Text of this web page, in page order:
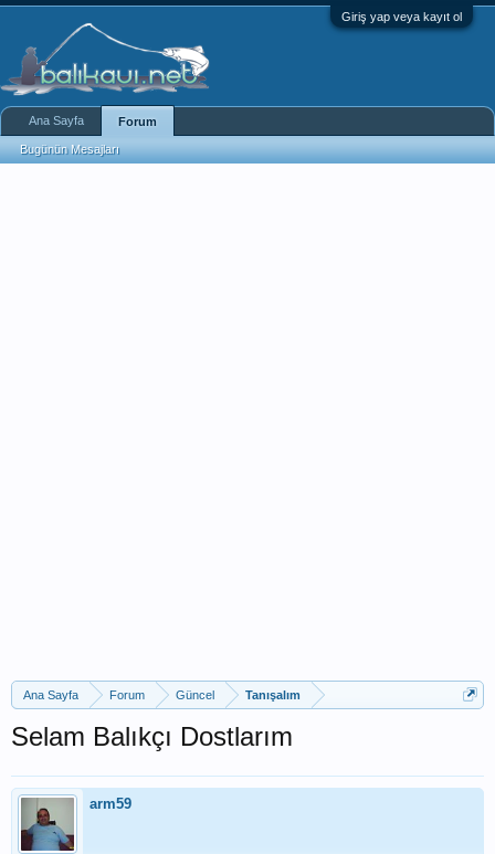
Giriş yap veya kayıt ol
Ana Sayfa Forum Güncel Tanışalım
Selam Balıkçı Dostlarım
arm59
Ana Sayfa Forum
Bugünün Mesajları